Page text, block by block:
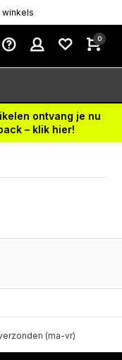
winkels
0
ontvang je nu
– klik hier!
(ma-vr)